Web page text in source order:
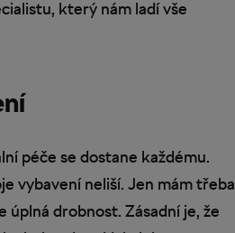
který nám ladí vše
péče se dostane každému.
vybavení neliší. Jen mám třeba
drobnost. Zásadní je, že